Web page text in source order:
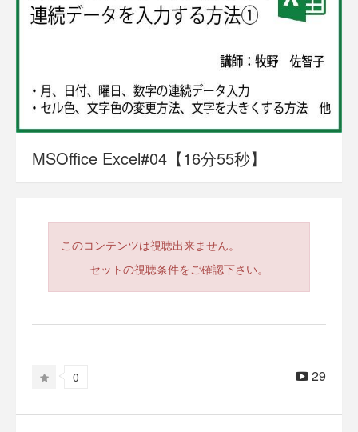
MSOffice Excel#04【16分55秒】
このコンテンツは視聴出来ません。
セットの視聴条件をご確認下さい。
0 29